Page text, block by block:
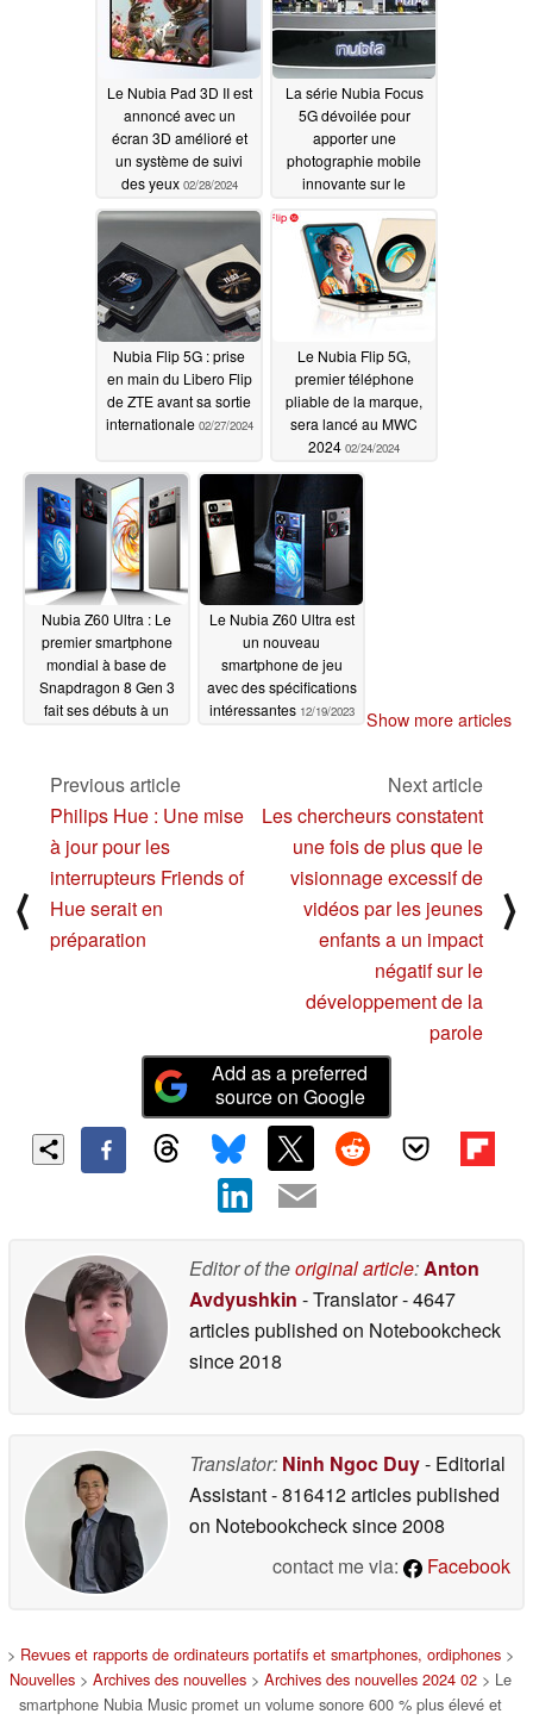
Le Nubia Pad 3D II est
annoncé avec un
écran 3D amélioré et
un système de suivi
des yeux 02/28/2024
La série Nubia Focus
5G dévoilée pour
apporter une
photographie mobile
innovante sur le
02/28/2024
Nubia Flip 5G : prise
en main du Libero Flip
de ZTE avant sa sortie
internationale 02/27/2024
Le Nubia Flip 5G,
premier téléphone
pliable de la marque,
sera lancé au MWC
2024 02/24/2024
Nubia Z60 Ultra : Le
premier smartphone
mondial à base de
Snapdragon 8 Gen 3
fait ses débuts à un
Le Nubia Z60 Ultra est
un nouveau
smartphone de jeu
avec des spécifications
intéressantes 12/19/2023 Show more articles
⟨
Previous article
Philips Hue : Une mise
à jour pour les
interrupteurs Friends of
Hue serait en
préparation
Next article
Les chercheurs constatent
une fois de plus que le
visionnage excessif de
vidéos par les jeunes
enfants a un impact
négatif sur le
développement de la
parole
⟩
Add as a preferred
source on Google
Editor of theoriginal article:Anton
Avdyushkin - Translator- 4647
articles published on Notebookcheck
since 2018
Translator: Ninh Ngoc Duy- Editorial
Assistant- 816412 articles published
on Notebookchecksince 2008
contact me via:
Facebook
> Revues et rapports de ordinateurs portatifs et smartphones, ordiphones >
Nouvelles > Archives des nouvelles > Archives des nouvelles 2024 02 > Le
smartphone Nubia Music promet un volume sonore 600 % plus élevé et